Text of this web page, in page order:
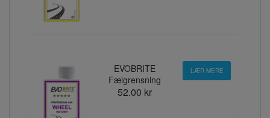
EVOBRITE
Fælgrensning
52.00 kr
LÆR MERE